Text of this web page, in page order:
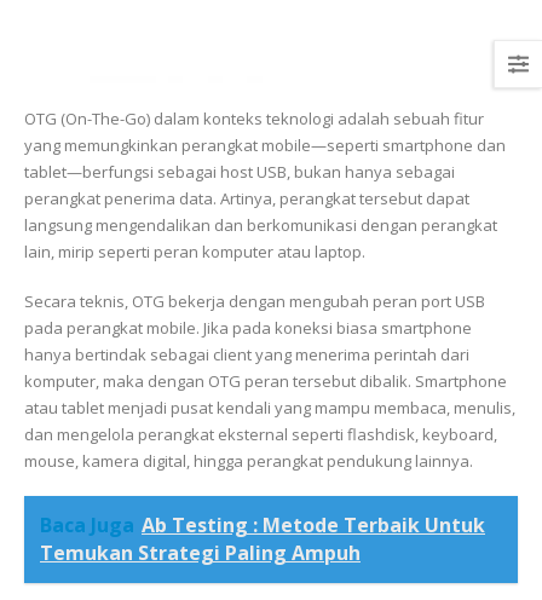
OTG (On-The-Go) dalam konteks teknologi adalah sebuah fitur
yang memungkinkan perangkat mobile—seperti smartphone dan
tablet—berfungsi sebagai host USB, bukan hanya sebagai
perangkat penerima data. Artinya, perangkat tersebut dapat
langsung mengendalikan dan berkomunikasi dengan perangkat
lain, mirip seperti peran komputer atau laptop.
Secara teknis, OTG bekerja dengan mengubah peran port USB
pada perangkat mobile. Jika pada koneksi biasa smartphone
hanya bertindak sebagai client yang menerima perintah dari
komputer, maka dengan OTG peran tersebut dibalik. Smartphone
atau tablet menjadi pusat kendali yang mampu membaca, menulis,
dan mengelola perangkat eksternal seperti flashdisk, keyboard,
mouse, kamera digital, hingga perangkat pendukung lainnya.
Baca Juga Ab Testing : Metode Terbaik Untuk
Temukan Strategi Paling Ampuh